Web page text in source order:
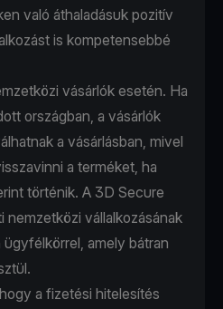
való áthaladásuk pozitív
is kompetensebbé
vásárlók esetén. Ha
országban, a vásárlók
a vásárlásban, mivel
a terméket, ha
történik. A 3D Secure
nemzetközi vállalkozásának
amely bátran
a fizetési hitelesítés